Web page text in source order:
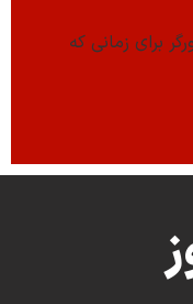
برای زمانی که